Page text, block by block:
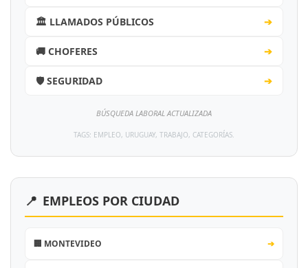
🏛️ LLAMADOS PÚBLICOS ➔
🚚 CHOFERES ➔
🛡️ SEGURIDAD ➔
BÚSQUEDA LABORAL ACTUALIZADA
TAGS: EMPLEO, URUGUAY, TRABAJO, CATEGORÍAS.
📍 EMPLEOS POR CIUDAD
🏢 MONTEVIDEO ➔